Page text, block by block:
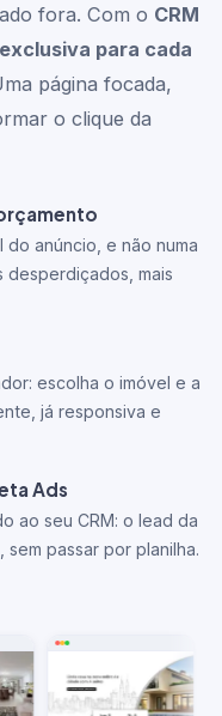
fora. Com o CRM
para cada
página focada,
o clique da
anúncio, e não numa
desperdiçados, mais
escolha o imóvel e a
já responsiva e
Ads
ao seu CRM: o lead da
passar por planilha.